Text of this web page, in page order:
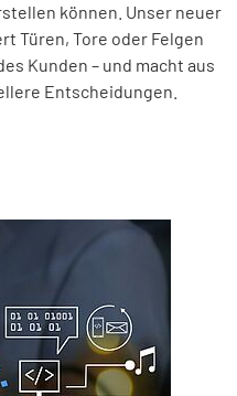
können. Unser neuer
Türen, Tore oder Felgen
Kunden – und macht aus
Entscheidungen.